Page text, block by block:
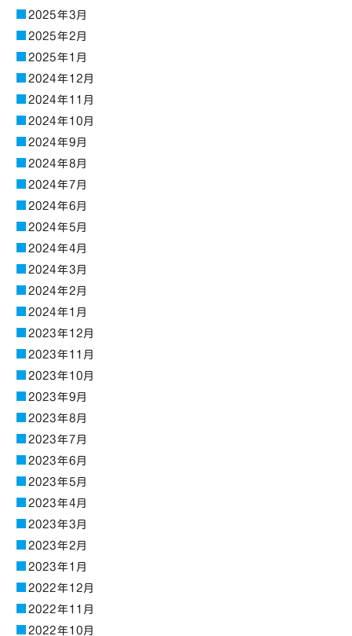
2025年3月
2025年2月
2025年1月
2024年12月
2024年11月
2024年10月
2024年9月
2024年8月
2024年7月
2024年6月
2024年5月
2024年4月
2024年3月
2024年2月
2024年1月
2023年12月
2023年11月
2023年10月
2023年9月
2023年8月
2023年7月
2023年6月
2023年5月
2023年4月
2023年3月
2023年2月
2023年1月
2022年12月
2022年11月
2022年10月